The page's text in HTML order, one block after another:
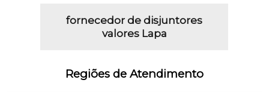
fornecedor de disjuntores
valores Lapa
Regiões de Atendimento